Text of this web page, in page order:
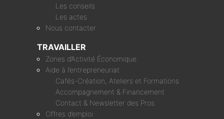
Les conseils
Les actes
Nous contacter
TRAVAILLER
Zones d’Activité Économique
Aide à l’entrepreneuriat
Cafés-Création, Ateliers et Formations
Accompagnement & Financement
Contact & Newsletter des Pros
Offres d’emploi